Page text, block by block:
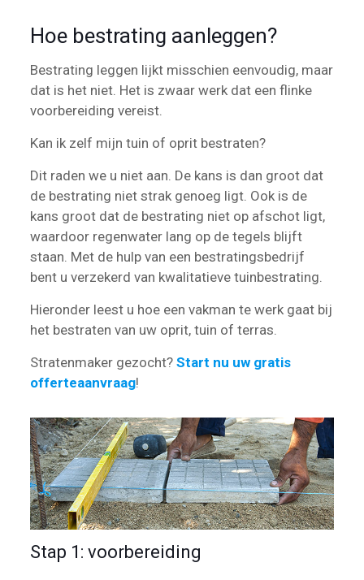
Hoe bestrating aanleggen?
Bestrating leggen lijkt misschien eenvoudig, maar
dat is het niet. Het is zwaar werk dat een flinke
voorbereiding vereist.
Kan ik zelf mijn tuin of oprit bestraten?
Dit raden we u niet aan. De kans is dan groot dat
de bestrating niet strak genoeg ligt. Ook is de
kans groot dat de bestrating niet op afschot ligt,
waardoor regenwater lang op de tegels blijft
staan. Met de hulp van een bestratingsbedrijf
bent u verzekerd van kwalitatieve tuinbestrating.
Hieronder leest u hoe een vakman te werk gaat bij
het bestraten van uw oprit, tuin of terras.
Stratenmaker gezocht? Start nu uw gratis
offerteaanvraag!
Stap 1: voorbereiding